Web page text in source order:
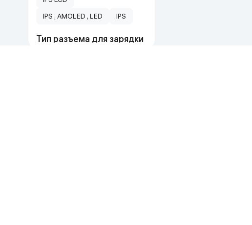
IPS , AMOLED , LED
IPS
Тип разъема для зарядки